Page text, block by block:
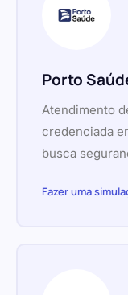
Porto
Atendimento
credenciada
busca
Fazer uma